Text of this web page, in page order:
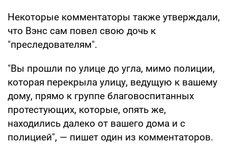
Некоторые комментаторы также утверждали,
что Вэнс сам повел свою дочь к
"преследователям".
"Вы прошли по улице до угла, мимо полиции,
которая перекрыла улицу, ведущую к вашему
дому, прямо к группе благовоспитанных
протестующих, которые, опять же,
находились далеко от вашего дома и с
полицией", — пишет один из комментаторов.